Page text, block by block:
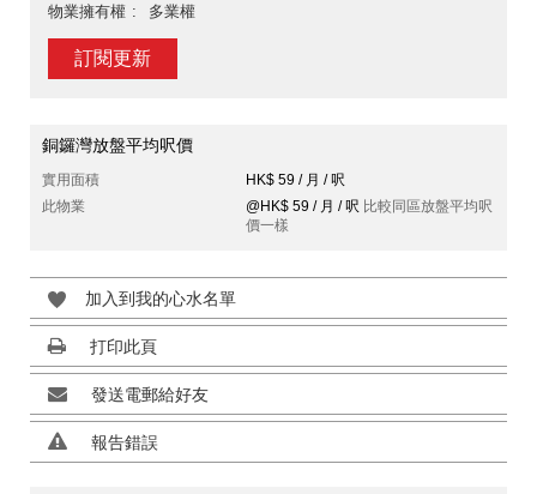
物業擁有權
多業權
訂閱更新
銅鑼灣放盤平均呎價
實用面積
HK$ 59 / 月 / 呎
此物業
@HK$ 59 / 月 / 呎 比較同區放盤平均呎
價一樣
加入到我的心水名單
打印此頁
發送電郵給好友
報告錯誤